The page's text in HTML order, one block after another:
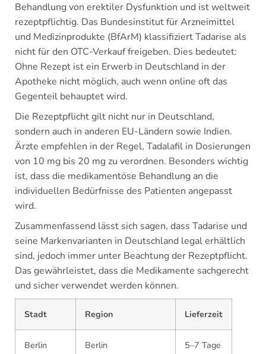
Behandlung von erektiler Dysfunktion und ist weltweit
rezeptpflichtig. Das Bundesinstitut für Arzneimittel
und Medizinprodukte (BfArM) klassifiziert Tadarise als
nicht für den OTC-Verkauf freigeben. Dies bedeutet:
Ohne Rezept ist ein Erwerb in Deutschland in der
Apotheke nicht möglich, auch wenn online oft das
Gegenteil behauptet wird.
Die Rezeptpflicht gilt nicht nur in Deutschland,
sondern auch in anderen EU-Ländern sowie Indien.
Ärzte empfehlen in der Regel, Tadalafil in Dosierungen
von 10 mg bis 20 mg zu verordnen. Besonders wichtig
ist, dass die medikamentöse Behandlung an die
individuellen Bedürfnisse des Patienten angepasst
wird.
Zusammenfassend lässt sich sagen, dass Tadarise und
seine Markenvarianten in Deutschland legal erhältlich
sind, jedoch immer unter Beachtung der Rezeptpflicht.
Das gewährleistet, dass die Medikamente sachgerecht
und sicher verwendet werden können.
Stadt Region Lieferzeit
Berlin Berlin 5–7 Tage